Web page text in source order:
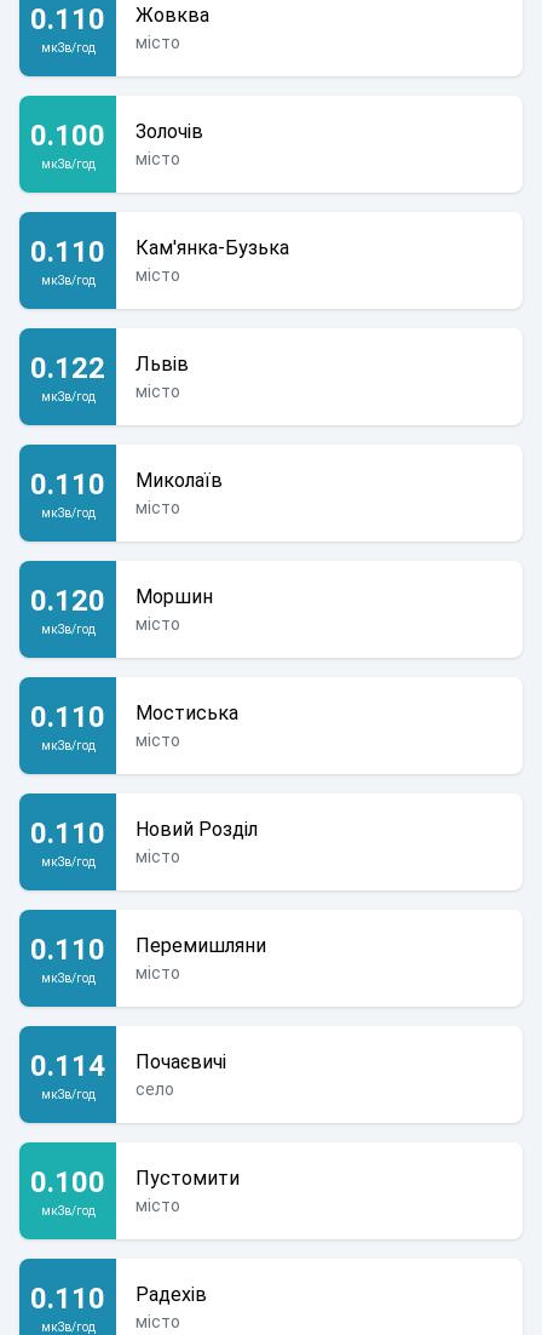
0.110
мкЗв/год
Жовква
місто
0.100
мкЗв/год
Золочів
місто
0.110
мкЗв/год
Кам'янка-Бузька
місто
0.122
мкЗв/год
Львів
місто
0.110
мкЗв/год
Миколаїв
місто
0.120
мкЗв/год
Моршин
місто
0.110
мкЗв/год
Мостиська
місто
0.110
мкЗв/год
Новий Розділ
місто
0.110
мкЗв/год
Перемишляни
місто
0.114
мкЗв/год
Почаєвичі
село
0.100
мкЗв/год
Пустомити
місто
0.110
мкЗв/год
Радехів
місто